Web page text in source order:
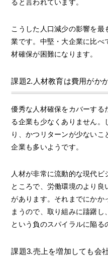
ると言われています。
こうした人口減少の影響を
業です。中堅・大企業に比べ
材確保が困難になります。
課題2.人材教育は費用がか
優秀な人材確保をカバーする
る企業も少なくありません
り、かつリターンが少ない
企業も多いようです。
人材が非常に流動的な現代
ところで、労働環境のより良
があります。それまでにかか
まうので、取り組みに躊躇
という負のスパイラルに陥る
課題3.売上を増加しても会